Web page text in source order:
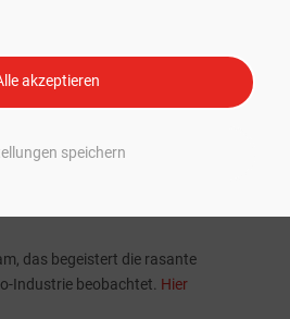
akzeptieren
speichern
Alle Neuheiten und
das begeistert die rasante
Industrie beobachtet. Hier